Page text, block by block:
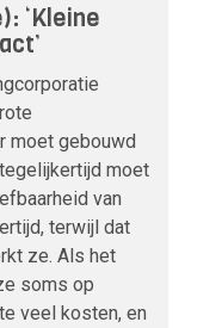
‘Kleine
moet gebouwd
moet
van
terwijl dat
ze. Als het
soms op
veel kosten, en